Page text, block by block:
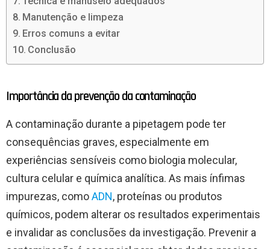
Manutenção e limpeza
Erros comuns a evitar
Conclusão
Importância da prevenção da contaminação
A contaminação durante a pipetagem pode ter
consequências graves, especialmente em
experiências sensíveis como biologia molecular,
cultura celular e química analítica. As mais ínfimas
impurezas, comoADN, proteínas ou produtos
químicos, podem alterar os resultados experimentais
e invalidar as conclusões da investigação. Prevenir a